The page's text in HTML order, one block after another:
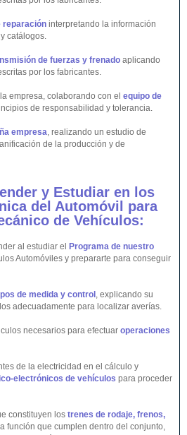
reparación interpretando la información
catálogos.
de fuerzas y frenado aplicando
por los fabricantes.
empresa, colaborando con el equipo de
de responsabilidad y tolerancia.
empresa, realizando un estudio de
de la producción y de
y Estudiar en los
del Automóvil
para
de Vehículos:
al estudiar el
Programa de nuestro
Automóviles y prepararte para conseguir
de medida y control , explicando su
adecuadamente para localizar averías.
necesarios para efectuar operaciones
de la electricidad en el cálculo y
electrónicos de vehículos para proceder
constituyen los trenes de rodaje, frenos,
función que cumplen dentro del conjunto,